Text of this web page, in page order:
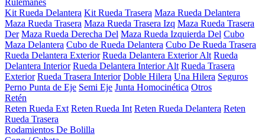
Rulemanes
Kit Rueda Delantera Kit Rueda Trasera Maza Rueda Delantera
Maza Rueda Trasera Maza Rueda Trasera Izq Maza Rueda Trasera
Der Maza Rueda Derecha Del Maza Rueda Izquierda Del Cubo
Maza Delantera Cubo de Rueda Delantera Cubo De Rueda Trasera
Rueda Delantera Exterior Rueda Delantera Exterior Alt Rueda
Delantera Interior Rueda Delantera Interior Alt Rueda Trasera
Exterior Rueda Trasera Interior Doble Hilera Una Hilera Seguros
Perno Punta de Eje Semi Eje Junta Homocinética Otros
Retén
Reten Rueda Ext Reten Rueda Int Reten Rueda Delantera Reten
Rueda Trasera
Rodamientos De Bolilla